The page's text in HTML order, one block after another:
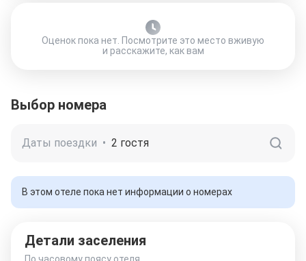
Оценок пока нет. Посмотрите это место вживую
и расскажите, как вам
Выбор номера
Даты поездки • 2 гостя
В этом отеле пока нет информации о номерах
Детали заселения